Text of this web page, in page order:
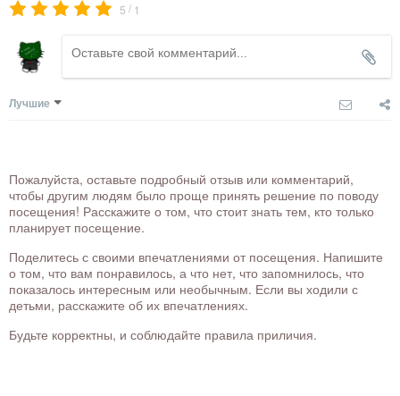
5 / 1
Лучшие
Пожалуйста, оставьте подробный отзыв или комментарий,
чтобы другим людям было проще принять решение по поводу
посещения! Расскажите о том, что стоит знать тем, кто только
планирует посещение.
Поделитесь с своими впечатлениями от посещения. Напишите
о том, что вам понравилось, а что нет, что запомнилось, что
показалось интересным или необычным. Если вы ходили с
детьми, расскажите об их впечатлениях.
Будьте корректны, и соблюдайте правила приличия.